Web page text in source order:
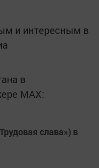
и интересным в
в
MАХ:
слава») в